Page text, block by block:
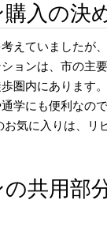
入の決
えていましたが
ョンは、市の主
圏内にあります
学にも便利なの
気に入りは、リ
共用部